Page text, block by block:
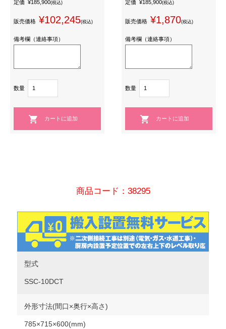
定価 ¥185,900(税込)
販売価格 ¥102,245(税込)
備考欄（連絡事項）
数量
定価 ¥185,900(税込)
販売価格 ¥1,870(税込)
備考欄（連絡事項）
数量
商品コード：38295
型式
SSC-10DCT
外形寸法(間口×奥行×高さ)
785×715×600(mm)